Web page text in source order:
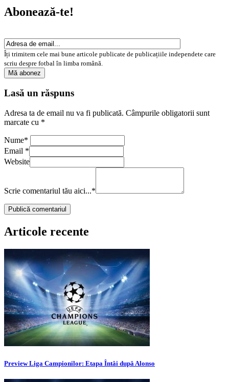
Abonează-te!
Îți trimitem cele mai bune articole publicate de publicațiile independete care
scriu despre fotbal în limba română.
Lasă un răspuns
Adresa ta de email nu va fi publicată. Câmpurile obligatorii sunt
marcate cu *
Nume*
Email *
Website
Scrie comentariul tău aici...*
Articole recente
Preview Liga Campionilor: Etapa Întâi după Alonso